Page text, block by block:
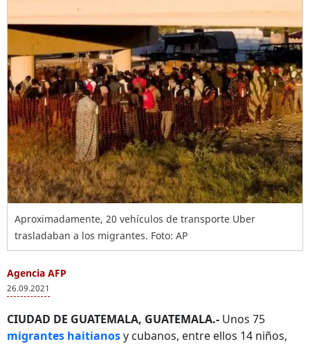
Aproximadamente, 20 vehículos de transporte Uber
trasladaban a los migrantes. Foto: AP
Agencia AFP
26.09.2021
CIUDAD DE GUATEMALA, GUATEMALA.- Unos 75
migrantes haitianosy cubanos, entre ellos 14 niños,